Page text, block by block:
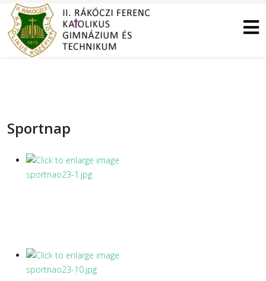
Sportnap